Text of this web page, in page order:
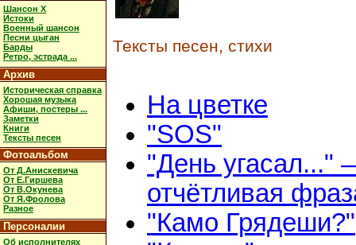
Шансон X
Истоки
Военный шансон
Песни цыган
Барды
Ретро, эстрада ...
Архив
Историческая справка
Хорошая музыка
Афиши, постеры ...
Заметки
Книги
Тексты песен
Фотоальбом
От Д.Анискевича
От Е.Гиршева
От В.Окунева
От Я.Фролова
Разное
Персоналии
Об исполнителях
Тексты песен, стихи
На цветке
"SOS"
"День угасал..."
отчётливая
"Камо Грядеши?"